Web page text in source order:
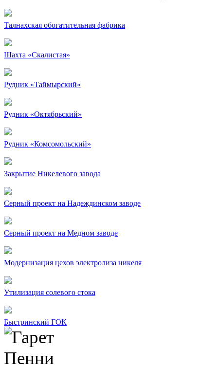
Талнахская обогатительная фабрика
Шахта «Скалистая»
Рудник «Таймырский»
Рудник «Октябрьский»
Рудник «Комсомольский»
Закрытие Никелевого завода
Серный проект на Надеждинском заводе
Серный проект на Медном заводе
Модернизация цехов электролиза никеля
Утилизация солевого стока
Быстринский ГОК